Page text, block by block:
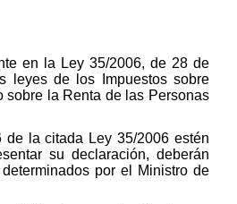
en la Ley 35/2006, de 28 de
leyes de los Impuestos sobre
sobre la Renta de las Personas
la citada Ley 35/2006 estén
su declaración, deberán
por el Ministro de